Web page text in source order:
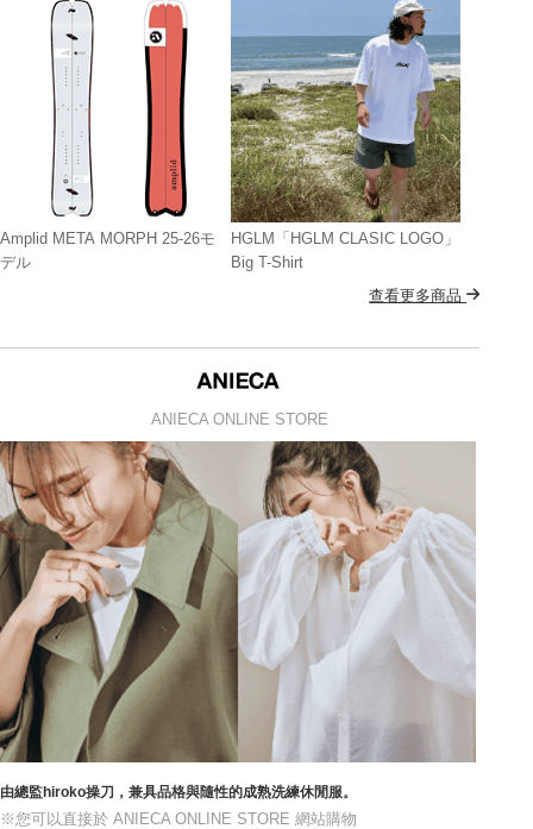
Amplid META MORPH 25-26モ
デル
HGLM「HGLM CLASIC LOGO」
Big T-Shirt
查看更多商品
ANIECA ONLINE STORE
由總監hiroko操刀，兼具品格與隨性的成熟洗練休閒服。
※您可以直接於 ANIECA ONLINE STORE 網站購物